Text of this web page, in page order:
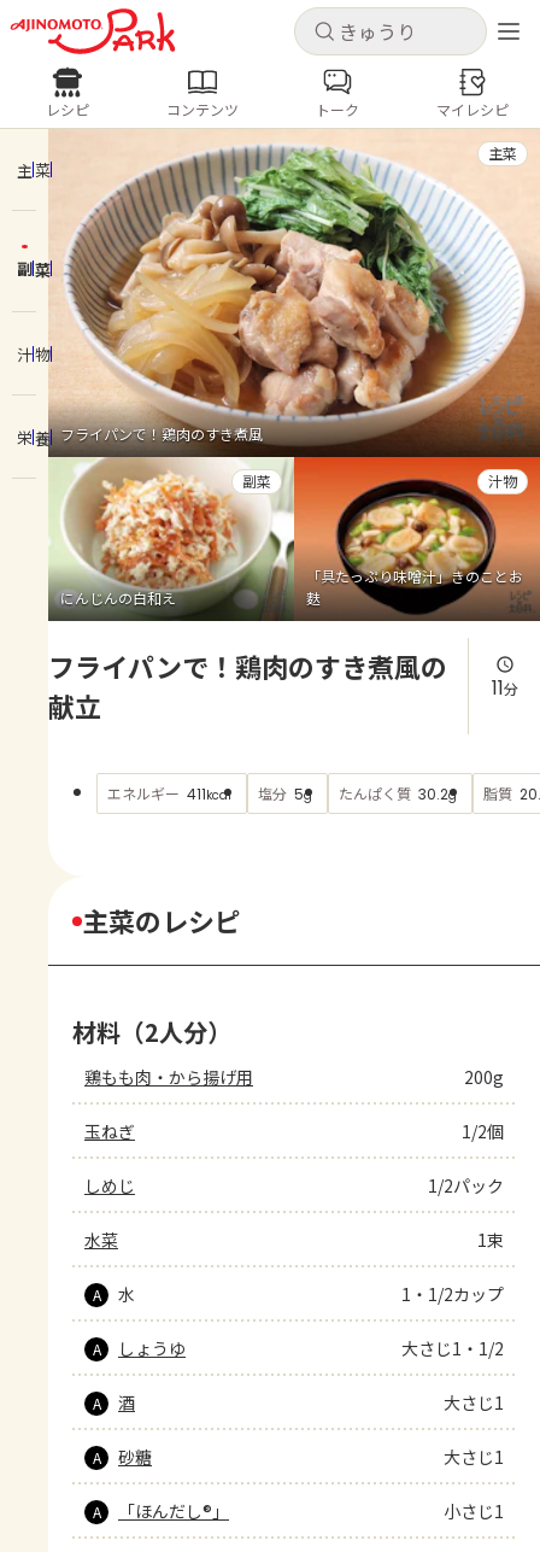
キャンセル
ログインするとレシピを保存できます
ログイン 新規登録
ホーム
コンテンツ
レシピ
トーク
よくあるお問い合わせ
お買い物
AJINOMOTO PARK とは
キャンセル
レシピ コンテンツ
人気の食材・レシピ
きゅうり なす トマト
とうもろこし
ピーマン
みょうが ゴーヤ
レシピ コンテンツ トーク マイレシピ
主菜
副菜
汁物
栄養 フライパンで！鶏肉のすき煮風
主菜
にんじんの白和え
副菜
「具たっぷり味噌汁」きのことお
麩
汁物
フライパンで！鶏肉のすき煮風の
献立
11分
エネルギー 411kcal 塩分 5g たんぱく質 30.2g 脂質
主菜のレシピ
材料（2人分）
鶏もも肉・から揚げ用 200g
玉ねぎ 1/2個
しめじ 1/2パック
水菜 1束
A 水 1・1/2カップ
A しょうゆ 大さじ1・1/2
A 酒 大さじ1
A 砂糖 大さじ1
A 「ほんだし®」 小さじ1